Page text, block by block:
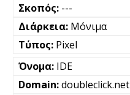
---
Μόνιμα
Pixel
IDE
doubleclick.net